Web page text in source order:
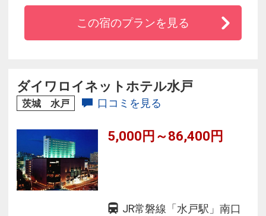
室には世界のシモンズベッドをご用意。清潔感
あるデュベスタイルです。
この宿のプランを見る
ダイワロイネットホテル水戸
茨城 水戸 口コミを見る
5,000円～86,400円
JR常磐線「水戸駅」南口